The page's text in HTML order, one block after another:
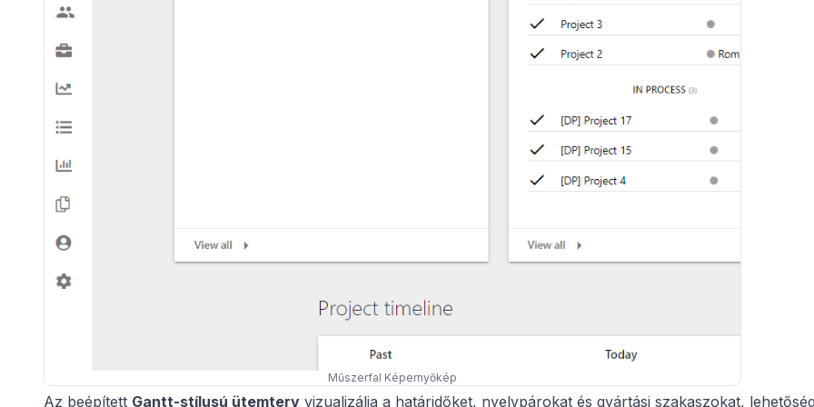
Műszerfal Képernyőkép
Az beépített Gantt-stílusú ütemterv vizualizálja a határidőket, nyelvpárokat és gyártási szakaszokat,